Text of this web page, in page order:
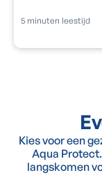
5 minuten leestijd
Kies voor een
Aqua
langskomen